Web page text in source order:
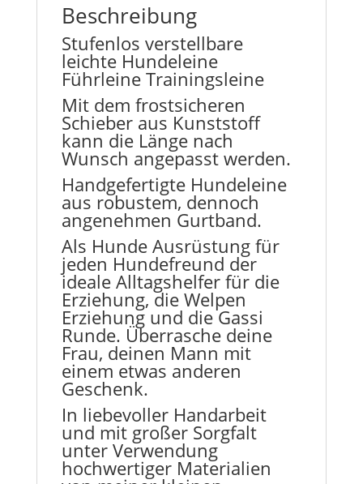
Beschreibung
Stufenlos verstellbare
leichte Hundeleine
Führleine Trainingsleine
Mit dem frostsicheren
Schieber aus Kunststoff
kann die Länge nach
Wunsch angepasst werden.
Handgefertigte Hundeleine
aus robustem, dennoch
angenehmen Gurtband.
Als Hunde Ausrüstung für
jeden Hundefreund der
ideale Alltagshelfer für die
Erziehung, die Welpen
Erziehung und die Gassi
Runde. Überrasche deine
Frau, deinen Mann mit
einem etwas anderen
Geschenk.
In liebevoller Handarbeit
und mit großer Sorgfalt
unter Verwendung
hochwertiger Materialien